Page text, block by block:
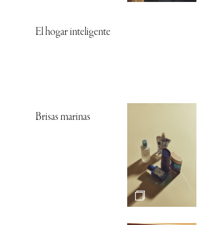
El hogar inteligente
Brisas marinas